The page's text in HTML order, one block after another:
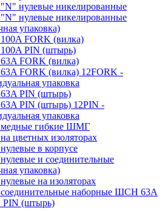
нулевые никелированные
нулевые никелированные
упаковка)
FORK (вилка)
PIN (штырь)
FORK (вилка)
FORK (вилка) 12FORK -
упаковка
PIN (штырь)
PIN (штырь) 12PIN -
упаковка
гибкие ШМГ
цветных изоляторах
в корпусе
и соединительные
упаковка)
на изоляторах
наборные ШСН 63A
PIN (штырь)